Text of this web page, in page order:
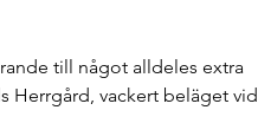
till något alldeles extra
Herrgård, vackert beläget vid